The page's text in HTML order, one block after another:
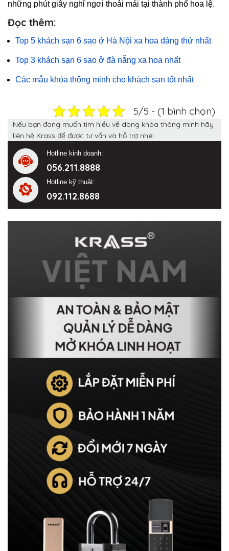
những phút giây nghỉ ngơi thoải mái tại thành phố hoa lệ.
Đọc thêm:
Top 5 khách sạn 6 sao ở Hà Nội xa hoa đáng thử nhất
Top 3 khách sạn 6 sao ở đà nẵng xa hoa nhất
Các mẫu khóa thông minh cho khách sạn tốt nhất
5/5 - (1 bình chọn)
Nếu bạn đang muốn tìm hiểu về dòng khóa thông minh hãy
liên hệ Krass để được tư vấn và hỗ trợ nhé!
Hotline kinh doanh:
056.211.8888
Hotline kỹ thuật:
092.112.8688